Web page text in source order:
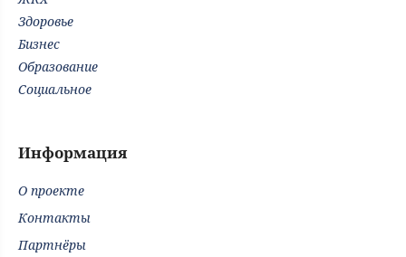
Здоровье
Бизнес
Образование
Социальное
Информация
О проекте
Контакты
Партнёры